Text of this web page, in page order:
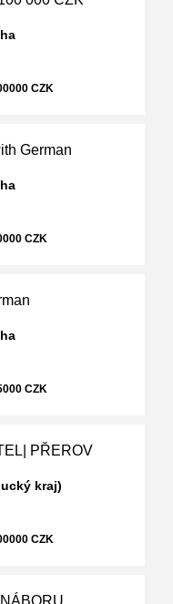
CZK
German
CZK
CZK
PŘEROV
kraj)
CZK